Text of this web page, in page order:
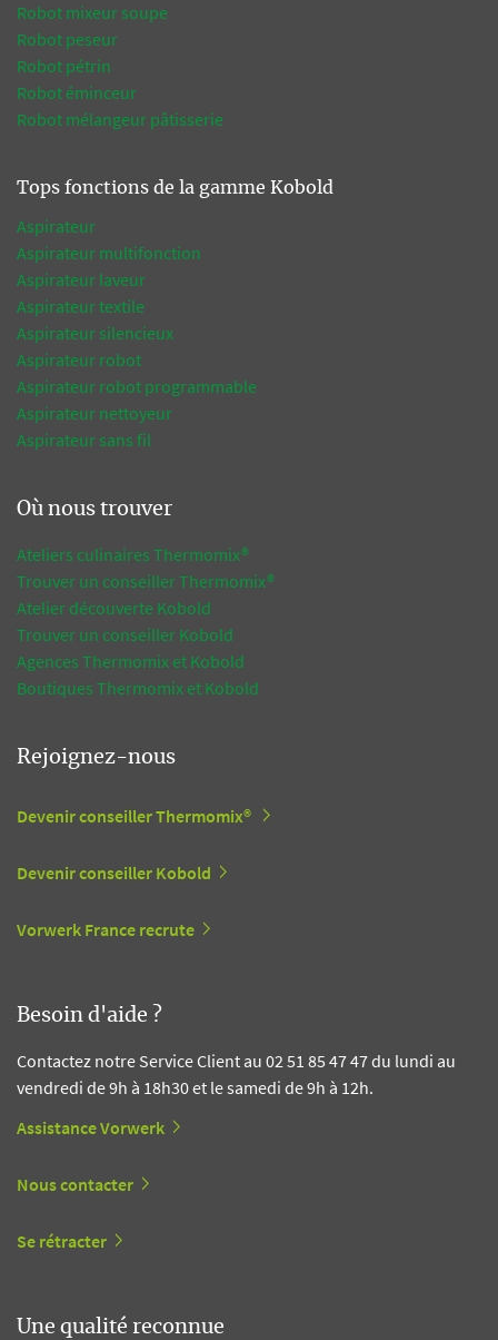
Robot mixeur soupe
Robot peseur
Robot pétrin
Robot éminceur
Robot mélangeur pâtisserie
Tops fonctions de la gamme Kobold
Aspirateur
Aspirateur multifonction
Aspirateur laveur
Aspirateur textile
Aspirateur silencieux
Aspirateur robot
Aspirateur robot programmable
Aspirateur nettoyeur
Aspirateur sans fil
Où nous trouver
Ateliers culinaires Thermomix®
Trouver un conseiller Thermomix®
Atelier découverte Kobold
Trouver un conseiller Kobold
Agences Thermomix et Kobold
Boutiques Thermomix et Kobold
Rejoignez-nous
Devenir conseiller Thermomix®
Devenir conseiller Kobold
Vorwerk France recrute
Besoin d'aide ?
Contactez notre Service Client au 02 51 85 47 47 du lundi au
vendredi de 9h à 18h30 et le samedi de 9h à 12h.
Assistance Vorwerk
Nous contacter
Se rétracter
Une qualité reconnue